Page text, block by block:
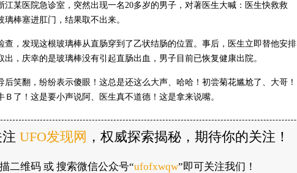
江某医院急诊室，突然出现一名20多岁的男子，对著医生大喊：医生快救救
棒塞进肛门，结果取不出来。
查，发现这根玻璃棒从直肠穿到了乙状结肠的位置。事后，医生立即替他安排
，庆幸的是玻璃棒没有引起直肠出血，男子目前已恢复健康出院。
后笑翻，纷纷表示傻眼！这总是还这么大声、哈哈！初尝菊花尴尬了、大哥！
了！这是要小声说阿、医生真不道德！这是拿来说嘴。
UFO发现网 ，权威探索揭秘，期待你的关注！
二维码 或 搜索微信公众号“ufofxwqw”即可关注我们！